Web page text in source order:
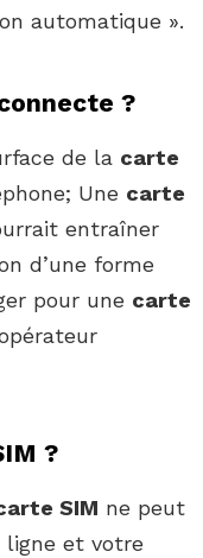
automatique ».
?
de la carte
Une carte
entraîner
d’une forme
pour une carte
?
SIM ne peut
ligne et votre